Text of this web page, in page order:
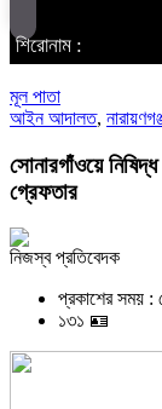
শিরোনাম :
মূল পাতা
আইন আদালত,
সোনারগাঁওয়ে
গ্রেফতার
নিজস্ব প্রতিবেদক
প্রকাশের সময়
১৩১ 🪪